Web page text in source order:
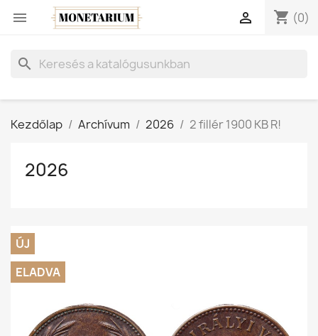
 shopping_cart (0)

search
Kezdőlap Archívum 2026 2 fillér 1900 KB R!
2026
ÚJ
ELADVA